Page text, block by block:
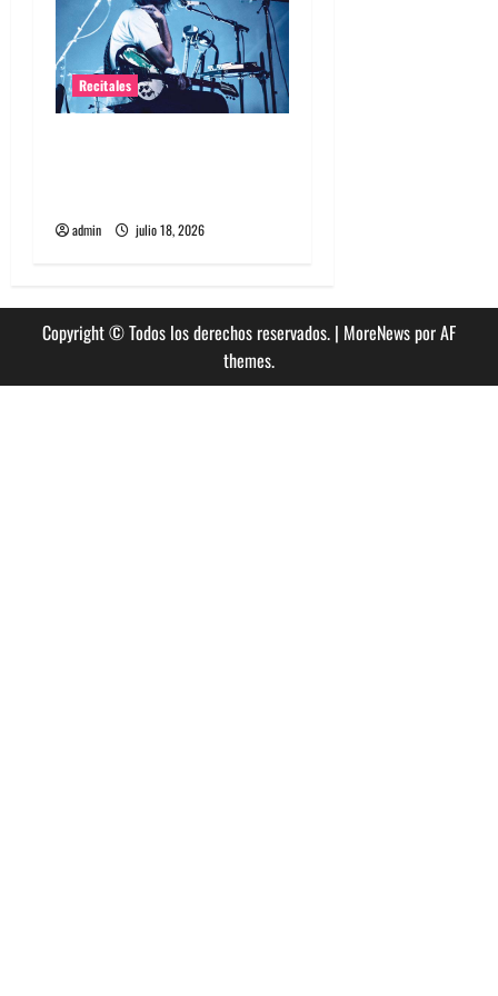
Recitales
admin julio 18, 2026
Copyright © Todos los derechos reservados. | MoreNewspor AF
themes.